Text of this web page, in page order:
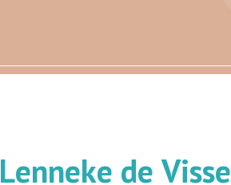
Lenneke de Visse